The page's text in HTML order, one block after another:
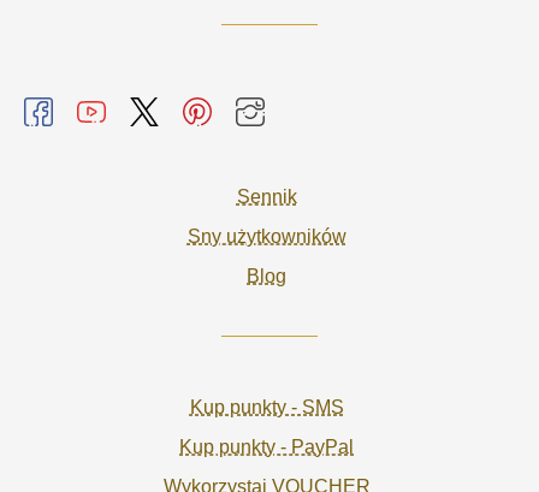
Sennik
Sny użytkowników
Blog
Kup punkty - SMS
Kup punkty - PayPal
Wykorzystaj VOUCHER